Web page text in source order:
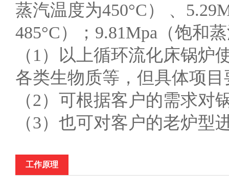
蒸汽温度为450°C） 、
485°C）；9.81Mpa（饱和
（1）以上循环流化床锅
各类生物质等，但具体项
（2）可根据客户的需求
（3）也可对客户的老炉型
工作原理